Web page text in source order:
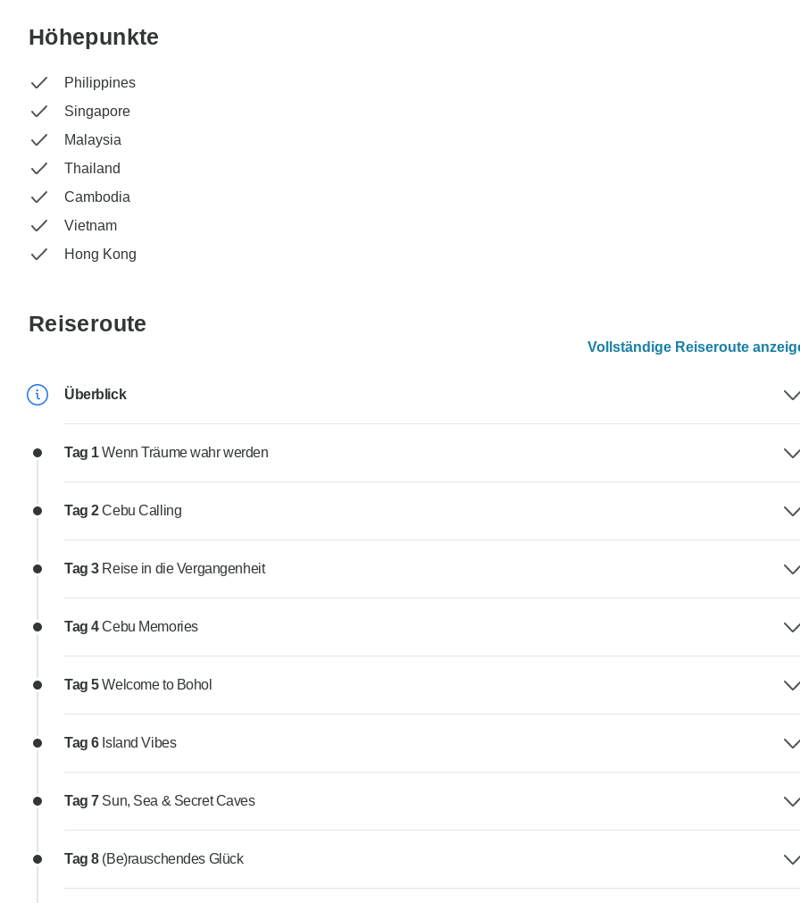
Höhepunkte
Philippines
Singapore
Malaysia
Thailand
Cambodia
Vietnam
Hong Kong
Reiseroute
Vollständige Reiseroute
Überblick
Tag 1Wenn Träume wahr werden
Tag 2Cebu Calling
Tag 3 Reise in die Vergangenheit
Tag 4Cebu Memories
Tag 5Welcome to Bohol
Tag 6 Island Vibes
Tag 7 Sun, Sea & Secret Caves
Tag 8 (Be)rauschendes Glück